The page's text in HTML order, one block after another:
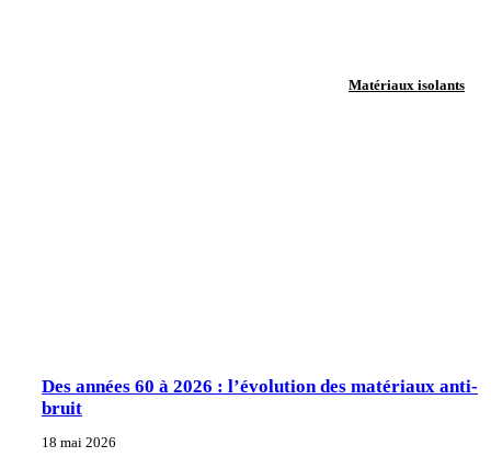
Matériaux isolants
Des années 60 à 2026 : l’évolution des matériaux anti-
bruit
18 mai 2026